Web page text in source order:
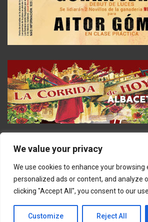
We value your privacy
We use cookies to enhance your browsing
personalized ads or content, and analyze
clicking "Accept All", you consent to our
Customize Reject All